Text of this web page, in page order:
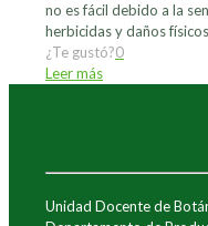
no es fácil debido a la
herbicidas y daños
¿Te gustó?0
Leer más
Unidad Docente de